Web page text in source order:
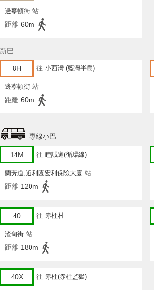
邊寧頓街 站
距離 60m
新巴
8H 往 小西灣 (藍灣半島)
邊寧頓街 站
距離 60m
專線小巴
14M 往 睦誠道(循環線)
蘭芳道,近利園宏利保險大廈 站
距離 120m
40 往 赤柱村
渣甸街 站
距離 180m
40X 往 赤柱(赤柱監獄)